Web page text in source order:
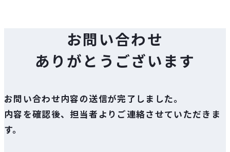
お問い合わせ
ありがとうございます
お問い合わせ内容の送信が完了しました。
内容を確認後、担当者よりご連絡させていただきま
す。